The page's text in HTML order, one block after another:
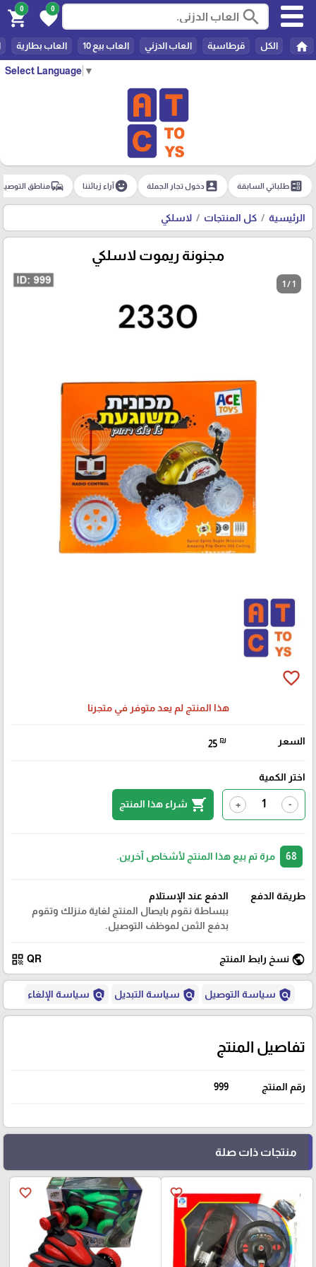
Select Language ▼
search
0
favorite
0
shopping_cart
home الكل قرطاسية العاب الدزني العاب بيع 10 العاب بطارية
ballotطلباتي السابقة account_boxدخول تجار الجملة emoji_emotionsآراء زبائننا commuteمناطق
الرئيسية كل المنتجات لاسلكي
مجنونة ريموت لاسلكي
1 / 1
favorite_border
هذا المنتج لم يعد متوفر في متجرنا
السعر 25 ₪
اختر الكمية
-
+
shopping_cart شراء هذا المنتج
مرة تم بيع هذا المنتج لأشخاص آخرين.
طريقة الدفع
الدفع عند الإستلام
ببساطة نقوم بايصال المنتج لغاية منزلك وتقوم
بدفع الثمن لموظف التوصيل.
public نسخ رابط المنتج QR
qr_code
policy سياسة التوصيل policy سياسة التبديل policy سياسة الإلغاء
تفاصيل المنتج
رقم المنتج 999
منتجات ذات صلة
favorite_border
favorite_border